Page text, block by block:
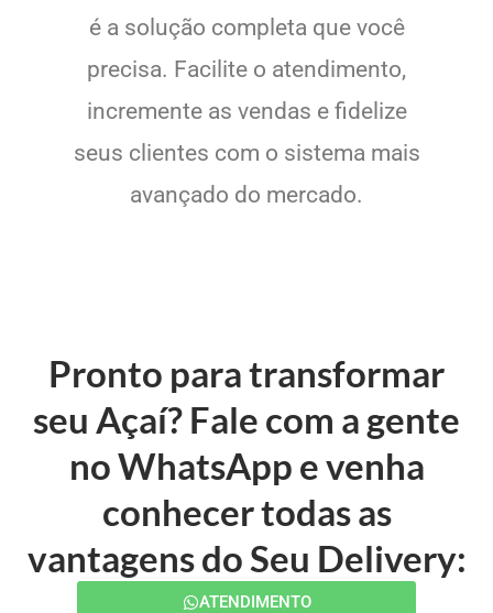
é a solução completa que você
precisa. Facilite o atendimento,
incremente as vendas e fidelize
seus clientes com o sistema mais
avançado do mercado.
Pronto para transformar
seu Açaí? Fale com a gente
no WhatsApp e venha
conhecer todas as
vantagens do Seu Delivery:
ATENDIMENTO